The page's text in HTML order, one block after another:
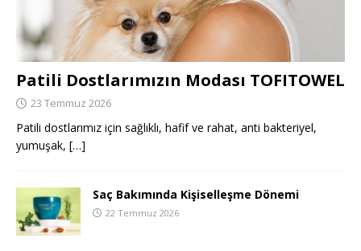
Patili Dostlarımızın Modası TOFITOWEL
23 Temmuz 2026
Patili dostlarımız için sağlıklı, hafif ve rahat, anti bakteriyel,
yumuşak, […]
Saç Bakımında Kişiselleşme Dönemi
22 Temmuz 2026